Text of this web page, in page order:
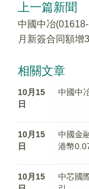
上一篇新聞
中國中冶
月新簽合同額增
相關文章
10月15
日
中國中
10月15
日
中國金
港幣
10月15
中芯國